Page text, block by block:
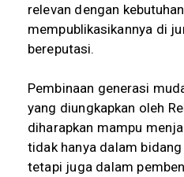
relevan dengan
mempublikasikannya di
bereputasi.
Pembinaan generasi
yang diungkapkan oleh
diharapkan mampu
tidak hanya dalam
tetapi juga dalam